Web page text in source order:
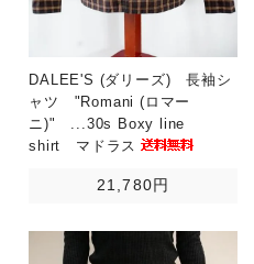
DALEE'S (ダリーズ) 長袖シ
ャツ "Romani (ロマー
ニ)" ...30s Boxy line
shirt マドラス
21,780円